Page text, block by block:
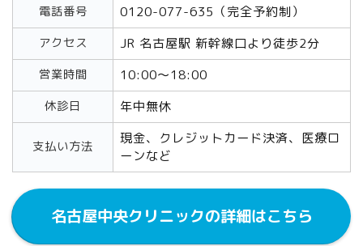
電話番号 0120-077-635（完全予約制）
アクセス JR 名古屋駅 新幹線口より徒歩2分
営業時間 10:00～18:00
休診日 年中無休
支払い方法
現金、クレジットカード決済、医療ロ
ーンなど
名古屋中央クリニックの詳細はこちら